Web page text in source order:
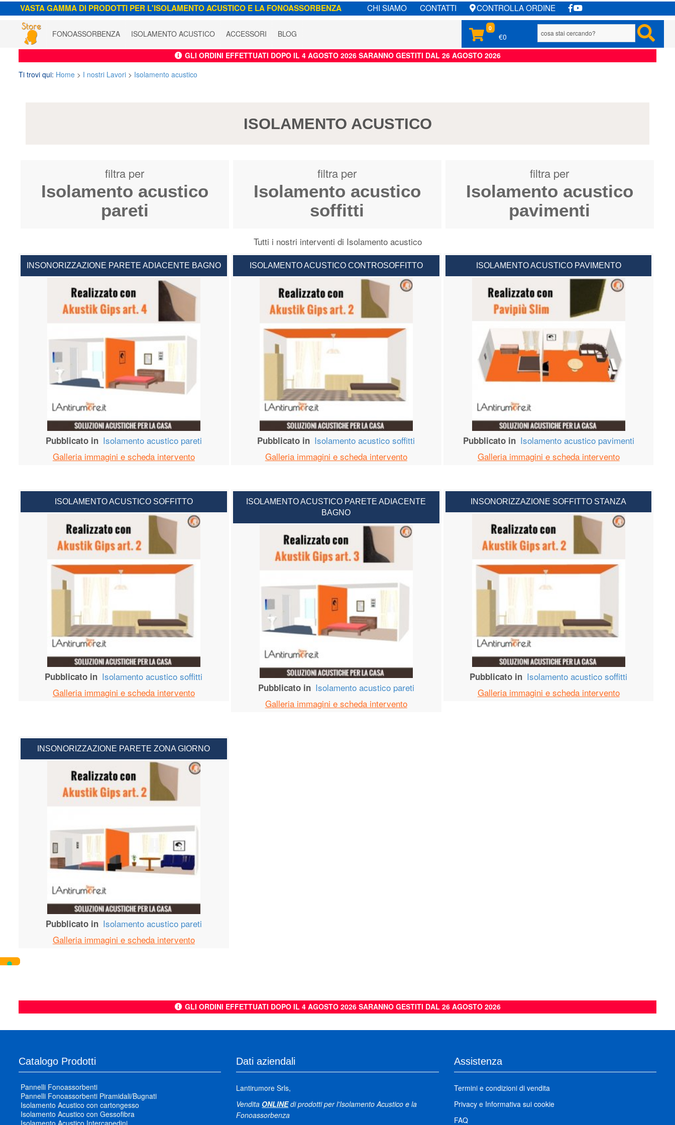
VASTA GAMMA DI PRODOTTI PER L'ISOLAMENTO ACUSTICO E LA FONOASSORBENZA CHI SIAMO CONTATTI CONTROLLA ORDINE
FONOASSORBENZA ISOLAMENTO ACUSTICO ACCESSORI BLOG
0
€0
GLI ORDINI EFFETTUATI DOPO IL 4 AGOSTO 2026 SARANNO GESTITI DAL 26 AGOSTO 2026
Ti trovi qui: Home > I nostri Lavori > Isolamento acustico
ISOLAMENTO ACUSTICO
filtra per
Isolamento acustico
pareti
filtra per
Isolamento acustico
soffitti
filtra per
Isolamento acustico
pavimenti
Tutti i nostri interventi di Isolamento acustico
INSONORIZZAZIONE PARETE ADIACENTE BAGNO
Pubblicato in Isolamento acustico pareti
Galleria immagini e scheda intervento
ISOLAMENTO ACUSTICO CONTROSOFFITTO
Pubblicato in Isolamento acustico soffitti
Galleria immagini e scheda intervento
ISOLAMENTO ACUSTICO PAVIMENTO
Pubblicato in Isolamento acustico pavimenti
Galleria immagini e scheda intervento
ISOLAMENTO ACUSTICO SOFFITTO
Pubblicato in Isolamento acustico soffitti
Galleria immagini e scheda intervento
ISOLAMENTO ACUSTICO PARETE ADIACENTE
BAGNO
Pubblicato in Isolamento acustico pareti
Galleria immagini e scheda intervento
INSONORIZZAZIONE SOFFITTO STANZA
Pubblicato in Isolamento acustico soffitti
Galleria immagini e scheda intervento
INSONORIZZAZIONE PARETE ZONA GIORNO
Pubblicato in Isolamento acustico pareti
Galleria immagini e scheda intervento
GLI ORDINI EFFETTUATI DOPO IL 4 AGOSTO 2026 SARANNO GESTITI DAL 26 AGOSTO 2026
Catalogo Prodotti
Pannelli Fonoassorbenti
Pannelli Fonoassorbenti Piramidali/Bugnati
Isolamento Acustico con cartongesso
Isolamento Acustico con Gessofibra
Isolamento Acustico Intercapedini
Dati aziendali
Lantirumore Srls,
Vendita ONLINEdi prodotti per l'Isolamento Acustico e la
Fonoassorbenza
Assistenza
Termini e condizioni di vendita
Privacye Informativa sui cookie
FAQ